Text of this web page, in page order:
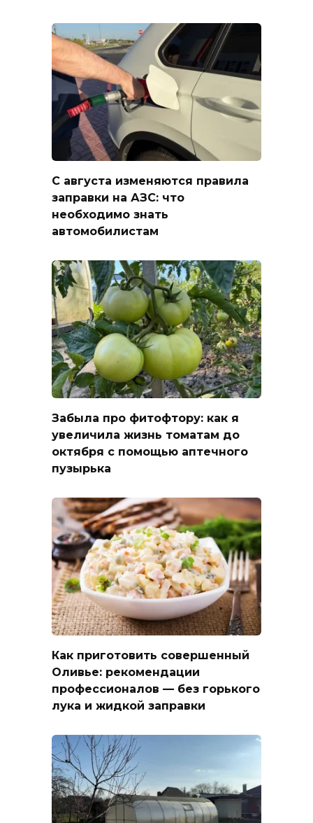
С августа изменяются правила
заправки на АЗС: что
необходимо знать
автомобилистам
Забыла про фитофтору: как я
увеличила жизнь томатам до
октября с помощью аптечного
пузырька
Как приготовить совершенный
Оливье: рекомендации
профессионалов — без горького
лука и жидкой заправки